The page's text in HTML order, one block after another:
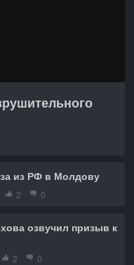
из РФ в Молдову
2 0
озвучил призыв к
2 0